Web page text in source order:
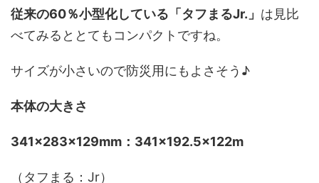
従来の60％小型化している「タフまるJr.」 は見比
べてみるととてもコンパクトですね。
サイズが小さいので防災用にもよさそう♪
本体の大きさ
341×283×129mm：341×192.5×122m
（タフまる：Jr）